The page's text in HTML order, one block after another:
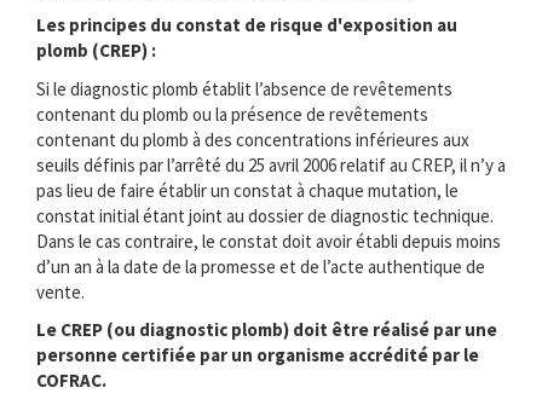
Les principes du constat de risque d'exposition au
plomb (CREP) :
Si le diagnostic plomb établit l’absence de revêtements
contenant du plomb ou la présence de revêtements
contenant du plomb à des concentrations inférieures aux
seuils définis par l’arrêté du 25 avril 2006 relatif au CREP, il n’y a
pas lieu de faire établir un constat à chaque mutation, le
constat initial étant joint au dossier de diagnostic technique.
Dans le cas contraire, le constat doit avoir établi depuis moins
d’un an à la date de la promesse et de l’acte authentique de
vente.
Le CREP (ou diagnostic plomb) doit être réalisé par une
personne certifiée par un organisme accrédité par le
COFRAC.